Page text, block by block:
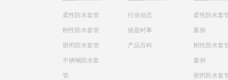
柔性防水套管
刚性防水套管
密闭防水套管
不锈钢防水套
管
行业动态
骆盈时事
产品百科
柔性防水套
案例
刚性防水套
案例
密闭防水套